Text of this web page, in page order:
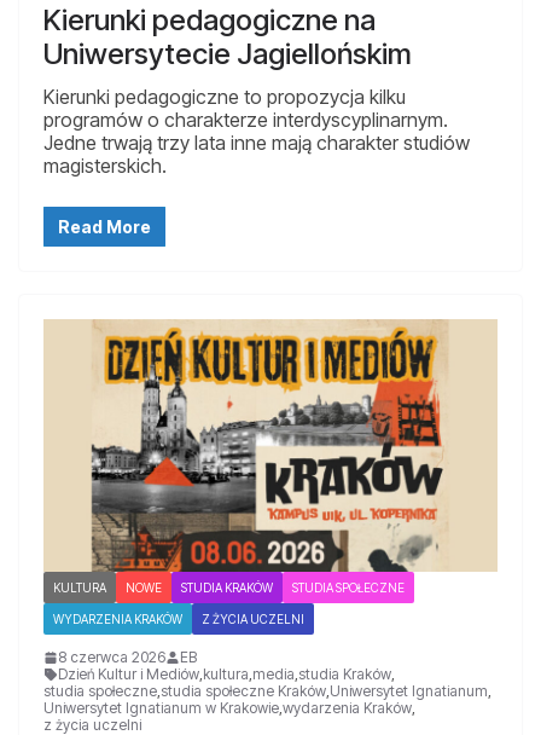
Kierunki pedagogiczne na
Uniwersytecie Jagiellońskim
Kierunki pedagogiczne to propozycja kilku
programów o charakterze interdyscyplinarnym.
Jedne trwają trzy lata inne mają charakter studiów
magisterskich.
Read More
KULTURA NOWE STUDIA KRAKÓW STUDIA SPOŁECZNE
WYDARZENIA KRAKÓW Z ŻYCIA UCZELNI
8 czerwca 2026
EB
Dzień Kultur i Mediów kultura media studia Kraków
studia społeczne studia społeczne Kraków Uniwersytet Ignatianum
Uniwersytet Ignatianum w Krakowie wydarzenia Kraków
z życia uczelni